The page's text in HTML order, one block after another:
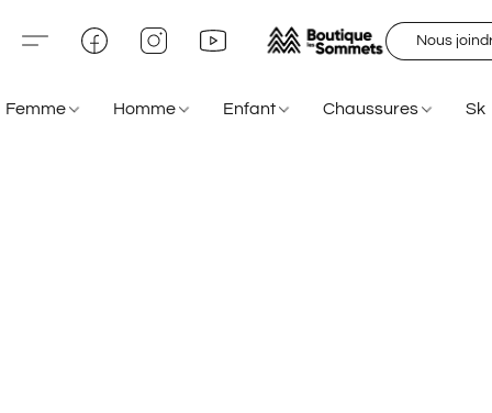
Nous
Femme Homme Enfant Chaussures